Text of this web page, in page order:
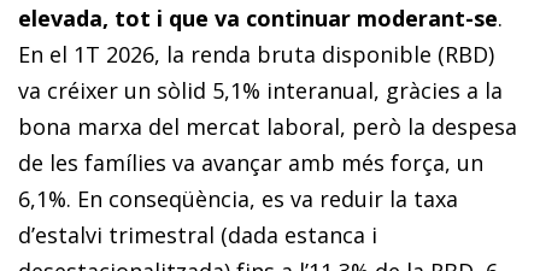
elevada, tot i que va continuar moderant-se.
En el 1T 2026, la renda bruta disponible (RBD)
va créixer un sòlid 5,1% interanual, gràcies a la
bona marxa del mercat laboral, però la despesa
de les famílies va avançar amb més força, un
6,1%. En conseqüència, es va reduir la taxa
d’estalvi trimestral (dada estanca i